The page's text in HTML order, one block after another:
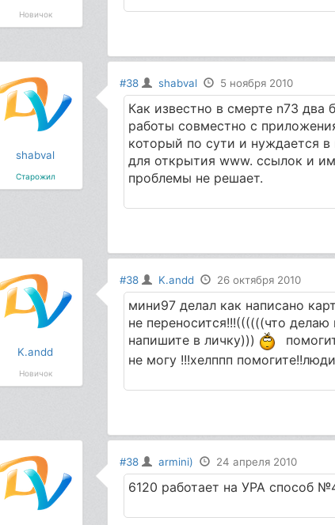
Новичок
shabval
Старожил
#38 shabval 5 ноября 2010
Как известно в смерте n73 два
работы совместно с
который по сути и нуждается в
для открытия www. ссылок и
проблемы не решает.
K.andd
Новичок
#38 K.andd 26 октября 2010
мини97 делал как написано
не переносится!!!((((((что делаю
напишите в личку)))
не могу !!!хелппп
#38 armini) 24 апреля 2010
6120 работает на УРА способ